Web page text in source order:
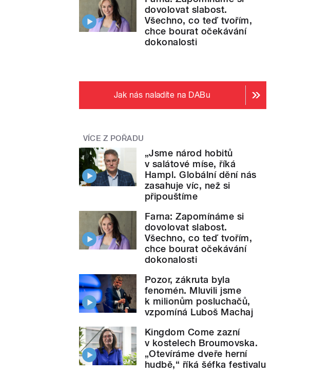
dovolovat slabost.
Všechno, co teď tvořím,
chce bourat očekávání
dokonalosti
Jak nás naladíte na DABu
VÍCE Z POŘADU
„Jsme národ hobitů
v salátové míse, říká
Hampl. Globální dění nás
zasahuje víc, než si
připouštíme
Farna: Zapomínáme si
dovolovat slabost.
Všechno, co teď tvořím,
chce bourat očekávání
dokonalosti
Pozor, zákruta byla
fenomén. Mluvili jsme
k milionům posluchačů,
vzpomíná Luboš Machaj
Kingdom Come zazní
v kostelech Broumovska.
„Otevíráme dveře herní
hudbě,“ říká šéfka festivalu